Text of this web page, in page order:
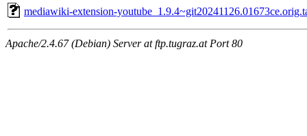
mediawiki-extension-
Apache/2.4.67 (Debian) Server at ftp.tugraz.at Port 80